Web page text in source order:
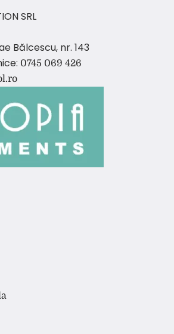
SRL
Bălcescu, nr. 143
0745 069 426